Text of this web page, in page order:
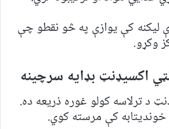
لیکنه کې یوازې په څو نقطو چې
وکړو.
د ترلاسه کولو غوره ذریعه ده.
خوندیتابه کې مرسته کوي.